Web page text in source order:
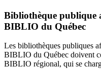
Bibliothèque publique
BIBLIO du Québec
Les bibliothèques publiques
BIBLIO du Québec doivent
BIBLIO régional, qui se